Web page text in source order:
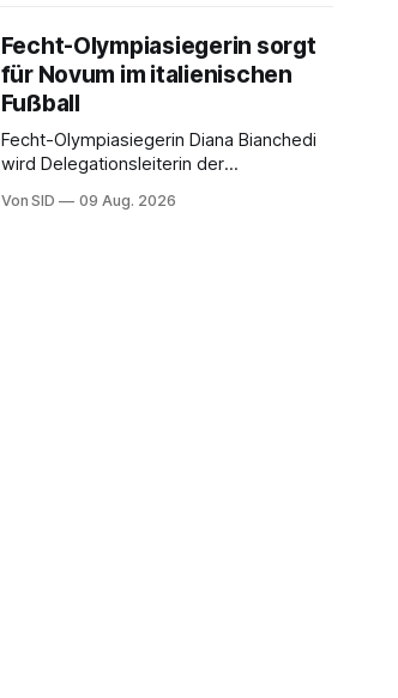
Fecht-Olympiasiegerin sorgt
für Novum im italienischen
Fußball
Fecht-Olympiasiegerin Diana Bianchedi
wird Delegationsleiterin der
Von SID 09 Aug. 2026